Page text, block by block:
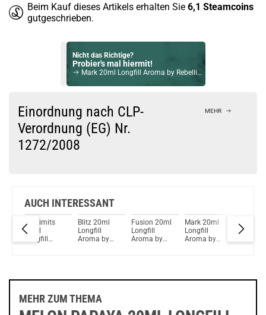
Beim Kauf dieses Artikels erhalten Sie 6,1 Steamcoins
gutgeschrieben.
Nicht das Richtige?
Probier's mal hiermit!
Mark 20ml Longfill Aroma by Rebellion
Check das mal!
Blackgrape Juicy Mill 12ml Bottlefill Aroma by Coffee Mill
Du willst Kröten sparen?
Schau mal hier!
Einordnung nach CLP-
Verordnung (EG) Nr.
1272/2008
MEHR
AUCH INTERESSANT
Off Limits
20ml
Longfill
Blitz 20ml
Longfill
Aroma by
Fusion 20ml
Longfill
Aroma by
Mark 20ml
Longfill
Aroma by
Uneven
20ml
MEHR ZUM THEMA